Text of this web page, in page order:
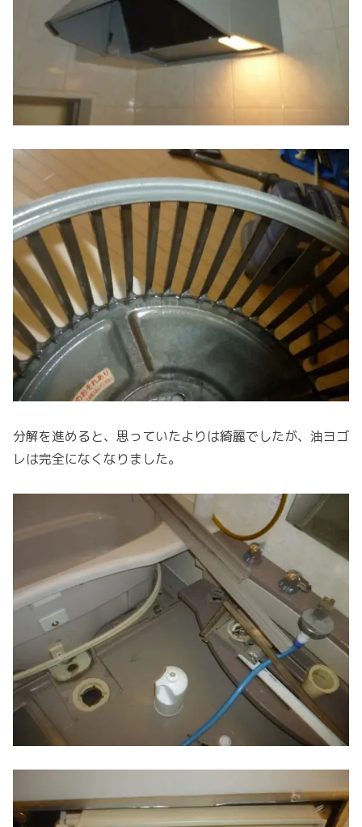
分解を進めると、思っていたよりは綺麗でしたが、油ヨゴ
レは完全になくなりました。